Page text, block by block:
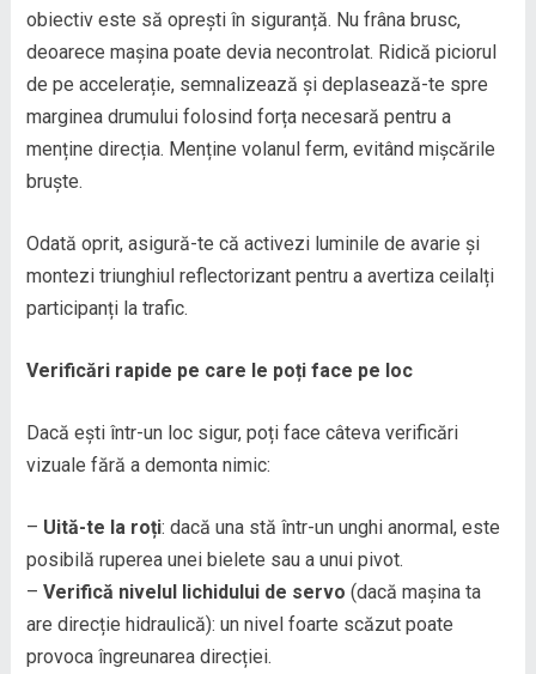
obiectiv este să oprești în siguranță. Nu frâna brusc,
deoarece mașina poate devia necontrolat. Ridică piciorul
de pe accelerație, semnalizează și deplasează-te spre
marginea drumului folosind forța necesară pentru a
menține direcția. Menține volanul ferm, evitând mișcările
bruște.
Odată oprit, asigură-te că activezi luminile de avarie și
montezi triunghiul reflectorizant pentru a avertiza ceilalți
participanți la trafic.
Verificări rapide pe care le poți face pe loc
Dacă ești într-un loc sigur, poți face câteva verificări
vizuale fără a demonta nimic:
– Uită-te la roți: dacă una stă într-un unghi anormal, este
posibilă ruperea unei bielete sau a unui pivot.
– Verifică nivelul lichidului de servo (dacă mașina ta
are direcție hidraulică): un nivel foarte scăzut poate
provoca îngreunarea direcției.